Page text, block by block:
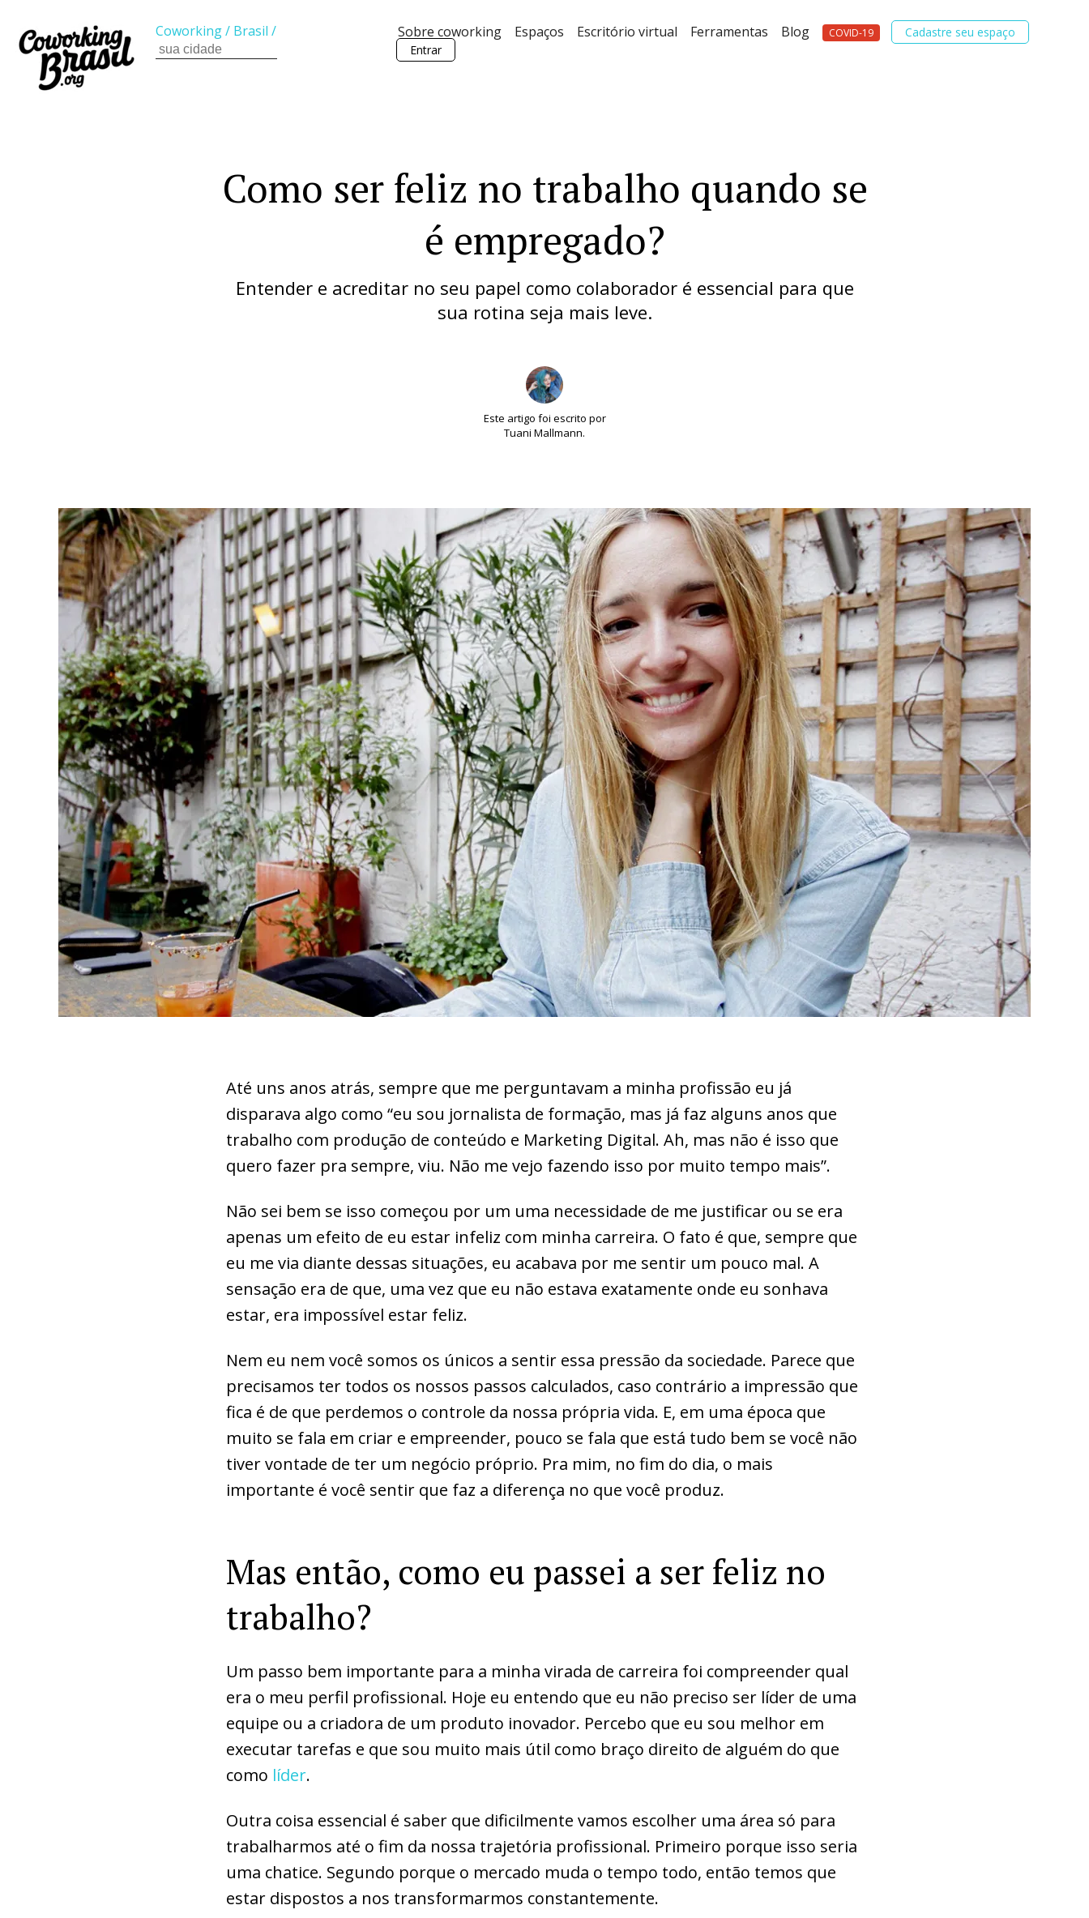
Sobre coworking Espaços Escritório virtual Ferramentas Blog COVID-19
Cadastre seu espaço
Entrar
Coworking/ Brasil /
Como ser feliz no trabalho quando se
é empregado?
Entender e acreditar no seu papel como colaborador é essencial para que
sua rotina seja mais leve.
Este artigo foi escrito por
Tuani Mallmann.
Até uns anos atrás, sempre que me perguntavam a minha profissão eu já
disparava algo como “eu sou jornalista de formação, mas já faz alguns anos que
trabalho com produção de conteúdo e Marketing Digital. Ah, mas não é isso que
quero fazer pra sempre, viu. Não me vejo fazendo isso por muito tempo mais”.
Não sei bem se isso começou por um uma necessidade de me justificar ou se era
apenas um efeito de eu estar infeliz com minha carreira. O fato é que, sempre que
eu me via diante dessas situações, eu acabava por me sentir um pouco mal. A
sensação era de que, uma vez que eu não estava exatamente onde eu sonhava
estar, era impossível estar feliz.
Nem eu nem você somos os únicos a sentir essa pressão da sociedade. Parece que
precisamos ter todos os nossos passos calculados, caso contrário a impressão que
fica é de que perdemos o controle da nossa própria vida. E, em uma época que
muito se fala em criar e empreender, pouco se fala que está tudo bem se você não
tiver vontade de ter um negócio próprio. Pra mim, no fim do dia, o mais
importante é você sentir que faz a diferença no que você produz.
Mas então, como eu passei a ser feliz no
trabalho?
Um passo bem importante para a minha virada de carreira foi compreender qual
era o meu perfil profissional. Hoje eu entendo que eu não preciso ser líder de uma
equipe ou a criadora de um produto inovador. Percebo que eu sou melhor em
executar tarefas e que sou muito mais útil como braço direito de alguém do que
como líder.
Outra coisa essencial é saber que dificilmente vamos escolher uma área só para
trabalharmos até o fim da nossa trajetória profissional. Primeiro porque isso seria
uma chatice. Segundo porque o mercado muda o tempo todo, então temos que
estar dispostos a nos transformarmos constantemente.